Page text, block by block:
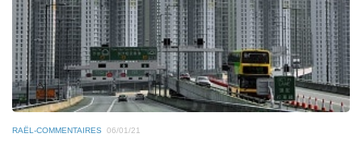
RAËL-COMMENTAIRES 06/01/21